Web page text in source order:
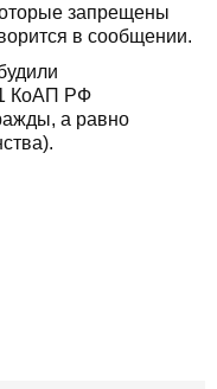
запрещены
в сообщении.
КоАП РФ
а равно